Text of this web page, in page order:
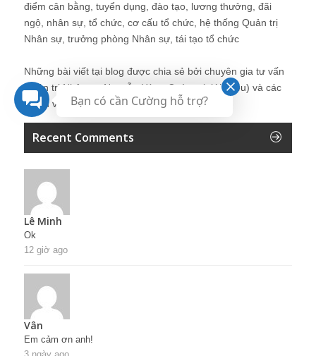
điểm cân bằng, tuyển dụng, đào tạo, lương thưởng, đãi
ngộ, nhân sự, tổ chức, cơ cấu tổ chức, hệ thống Quản trị
Nhân sự, trưởng phòng Nhân sự, tái tạo tổ chức
Những bài viết tại blog được chia sẻ bởi chuyên gia tư vấn
Quản trị Nhân sự Nguyễn Hùng Cường (giới thiệu) và các
thành viên khác trong cộng đồng Nhân sự.
Recent Comments
Lê Minh
Ok
12 giờ ago
Vân
Em cảm ơn anh!
Bạn có cần Cường hỗ trợ?